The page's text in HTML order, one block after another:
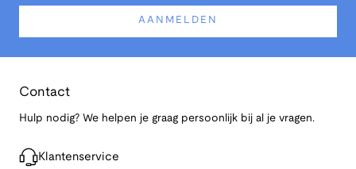
AANMELDEN
Contact
Hulp nodig? We helpen je graag persoonlijk bij al je vragen.
Klantenservice